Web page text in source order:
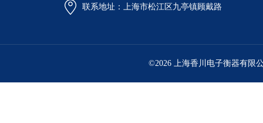
联系地址：上海市松江区九亭镇顾戴路
©2026 上海香川电子衡器有限